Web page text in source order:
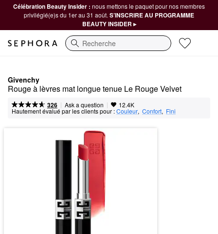
Célébration Beauty Insider : nous mettons le paquet pour nos membres
privilégié(e)s du 1er au 31 août. S’INSCRIRE AU PROGRAMME
BEAUTY INSIDER ▸
Recherche
Givenchy
Rouge à lèvres mat longue tenue Le Rouge Velvet
326 | Ask a question | 12.4K
Hautement évalué par les clients pour :Couleur, Confort, Fini